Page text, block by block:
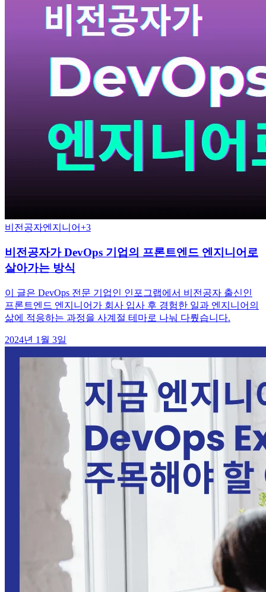
비전공자엔지니어+3
비전공자가 DevOps 기업의 프론트엔드 엔지니어로
살아가는 방식
이 글은 DevOps 전문 기업인 인포그랩에서 비전공자 출신인
프론트엔드 엔지니어가 회사 입사 후 경험한 일과 엔지니어의
삶에 적응하는 과정을 사계절 테마로 나눠 다뤘습니다.
2024년 1월 3일